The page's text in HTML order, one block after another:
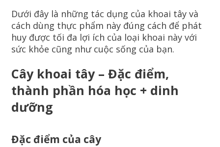
Dưới đây là những tác dụng của khoai tây và
cách dùng thực phẩm này đúng cách để phát
huy được tối đa lợi ích của loại khoai này với
sức khỏe cũng như cuộc sống của bạn.
Cây khoai tây – Đặc điểm,
thành phần hóa học + dinh
dưỡng
Đặc điểm của cây